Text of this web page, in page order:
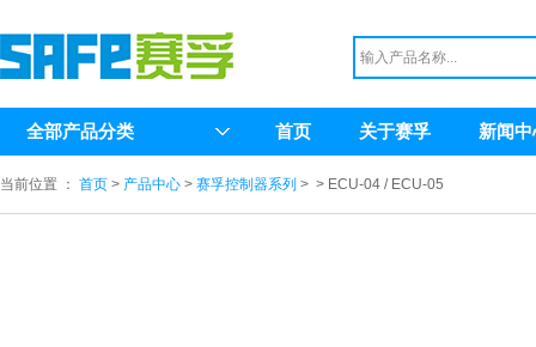
全部产品分类 首页 关于赛孚 新闻
当前位置 ： 首页 > 产品中心 > 赛孚控制器系列 > > ECU-04 / ECU-05